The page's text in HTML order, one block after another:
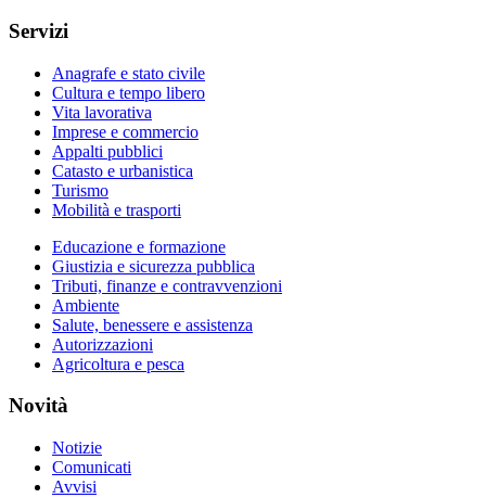
Servizi
Anagrafe e stato civile
Cultura e tempo libero
Vita lavorativa
Imprese e commercio
Appalti pubblici
Catasto e urbanistica
Turismo
Mobilità e trasporti
Educazione e formazione
Giustizia e sicurezza pubblica
Tributi, finanze e contravvenzioni
Ambiente
Salute, benessere e assistenza
Autorizzazioni
Agricoltura e pesca
Novità
Notizie
Comunicati
Avvisi